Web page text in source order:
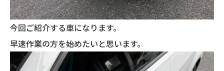
今回ご紹介する車になります。
早速作業の方を始めたいと思います。